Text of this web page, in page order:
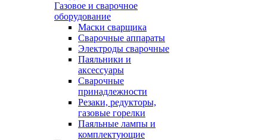
Газовое и сварочное
оборудование
Маски сварщика
Сварочные аппараты
Электроды сварочные
Паяльники и
аксессуары
Сварочные
принадлежности
Резаки, редукторы,
газовые горелки
Паяльные лампы и
комплектующие